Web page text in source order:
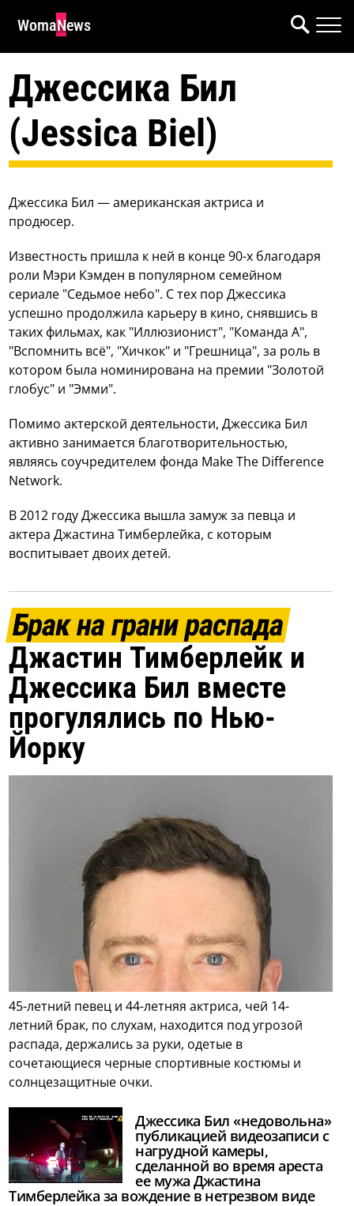
WomaNews
Джессика Бил
(Jessica Biel)
Джессика Бил — американская актриса и
продюсер.
Известность пришла к ней в конце 90-х благодаря
роли Мэри Кэмден в популярном семейном
сериале "Седьмое небо". С тех пор Джессика
успешно продолжила карьеру в кино, снявшись в
таких фильмах, как "Иллюзионист", "Команда А",
"Вспомнить всё", "Хичкок" и "Грешница", за роль в
котором была номинирована на премии "Золотой
глобус" и "Эмми".
Помимо актерской деятельности, Джессика Бил
активно занимается благотворительностью,
являясь соучредителем фонда Make The Difference
Network.
В 2012 году Джессика вышла замуж за певца и
актера Джастина Тимберлейка, с которым
воспитывает двоих детей.
Брак на грани распада
Джастин Тимберлейк и
Джессика Бил вместе
прогулялись по Нью-
Йорку
45-летний певец и 44-летняя актриса, чей 14-
летний брак, по слухам, находится под угрозой
распада, держались за руки, одетые в
сочетающиеся черные спортивные костюмы и
солнцезащитные очки.
Джессика Бил «недовольна»
публикацией видеозаписи с
нагрудной камеры,
сделанной во время ареста
ее мужа Джастина
Тимберлейка за вождение в нетрезвом виде